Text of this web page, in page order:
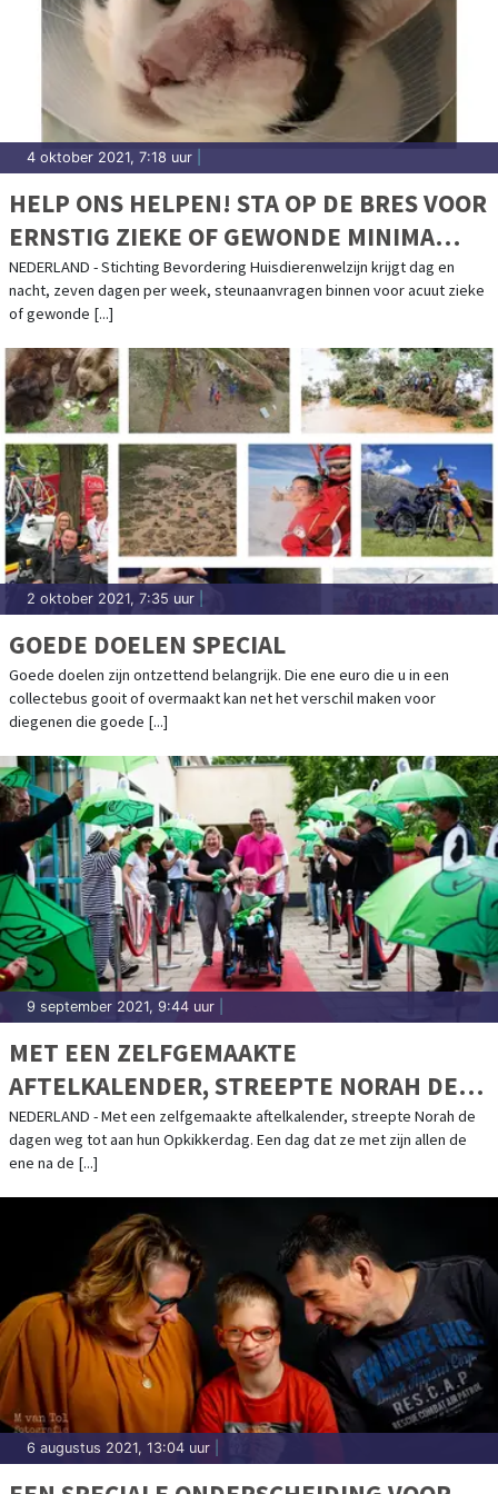
4 oktober 2021, 7:18 uur
HELP ONS HELPEN! STA OP DE BRES VOOR
ERNSTIG ZIEKE OF GEWONDE MINIMA
HUISDIEREN
NEDERLAND - Stichting Bevordering Huisdierenwelzijn krijgt dag en
nacht, zeven dagen per week, steunaanvragen binnen voor acuut zieke
of gewonde [...]
2 oktober 2021, 7:35 uur
GOEDE DOELEN SPECIAL
Goede doelen zijn ontzettend belangrijk. Die ene euro die u in een
collectebus gooit of overmaakt kan net het verschil maken voor
diegenen die goede [...]
9 september 2021, 9:44 uur
MET EEN ZELFGEMAAKTE
AFTELKALENDER, STREEPTE NORAH DE
DAGEN WEG TOT AAN HUN OPKIKKERDAG
NEDERLAND - Met een zelfgemaakte aftelkalender, streepte Norah de
dagen weg tot aan hun Opkikkerdag. Een dag dat ze met zijn allen de
ene na de [...]
6 augustus 2021, 13:04 uur